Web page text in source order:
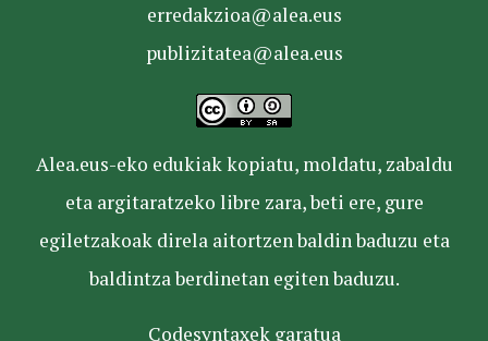
erredakzioa@alea.eus
publizitatea@alea.eus
Alea.eus-eko edukiak kopiatu, moldatu, zabaldu
eta argitaratzeko libre zara, beti ere, gure
egiletzakoak direla aitortzen baldin baduzu eta
baldintza berdinetan egiten baduzu.
Codesyntaxek garatua